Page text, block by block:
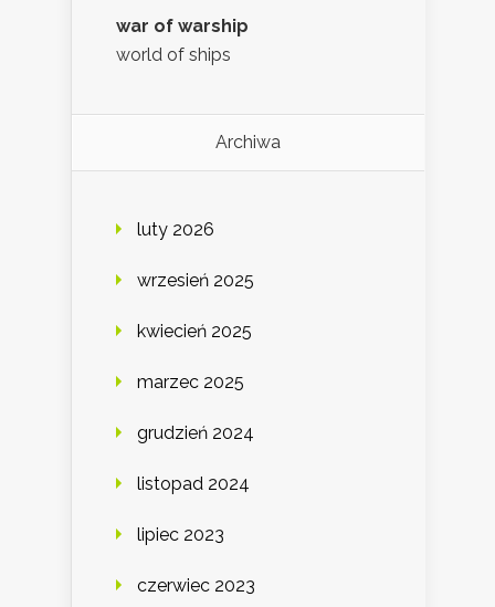
war of warship
world of ships
Archiwa
luty 2026
wrzesień 2025
kwiecień 2025
marzec 2025
grudzień 2024
listopad 2024
lipiec 2023
czerwiec 2023